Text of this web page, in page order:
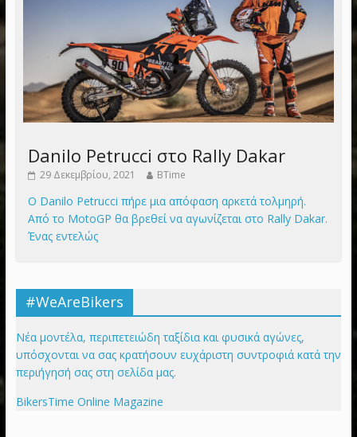
Danilo Petrucci στο Rally Dakar
29 Δεκεμβρίου, 2021 BTime
Ο Danilo Petrucci πήρε μια απόφαση αρκετά τολμηρή.
Από το MotoGP θα βρεθεί να αγωνίζεται στο Rally Dakar.
Ένας εντελώς
#WeAreBikers
Νέα μοντέλα, περιπετειώδη ταξίδια και φυσικά αγώνες,
υπόσχονται να σας κρατήσουν ευχάριστη συντροφιά κατά την
περιήγησή σας στη σελίδα μας.
BikersTime Online Magazine